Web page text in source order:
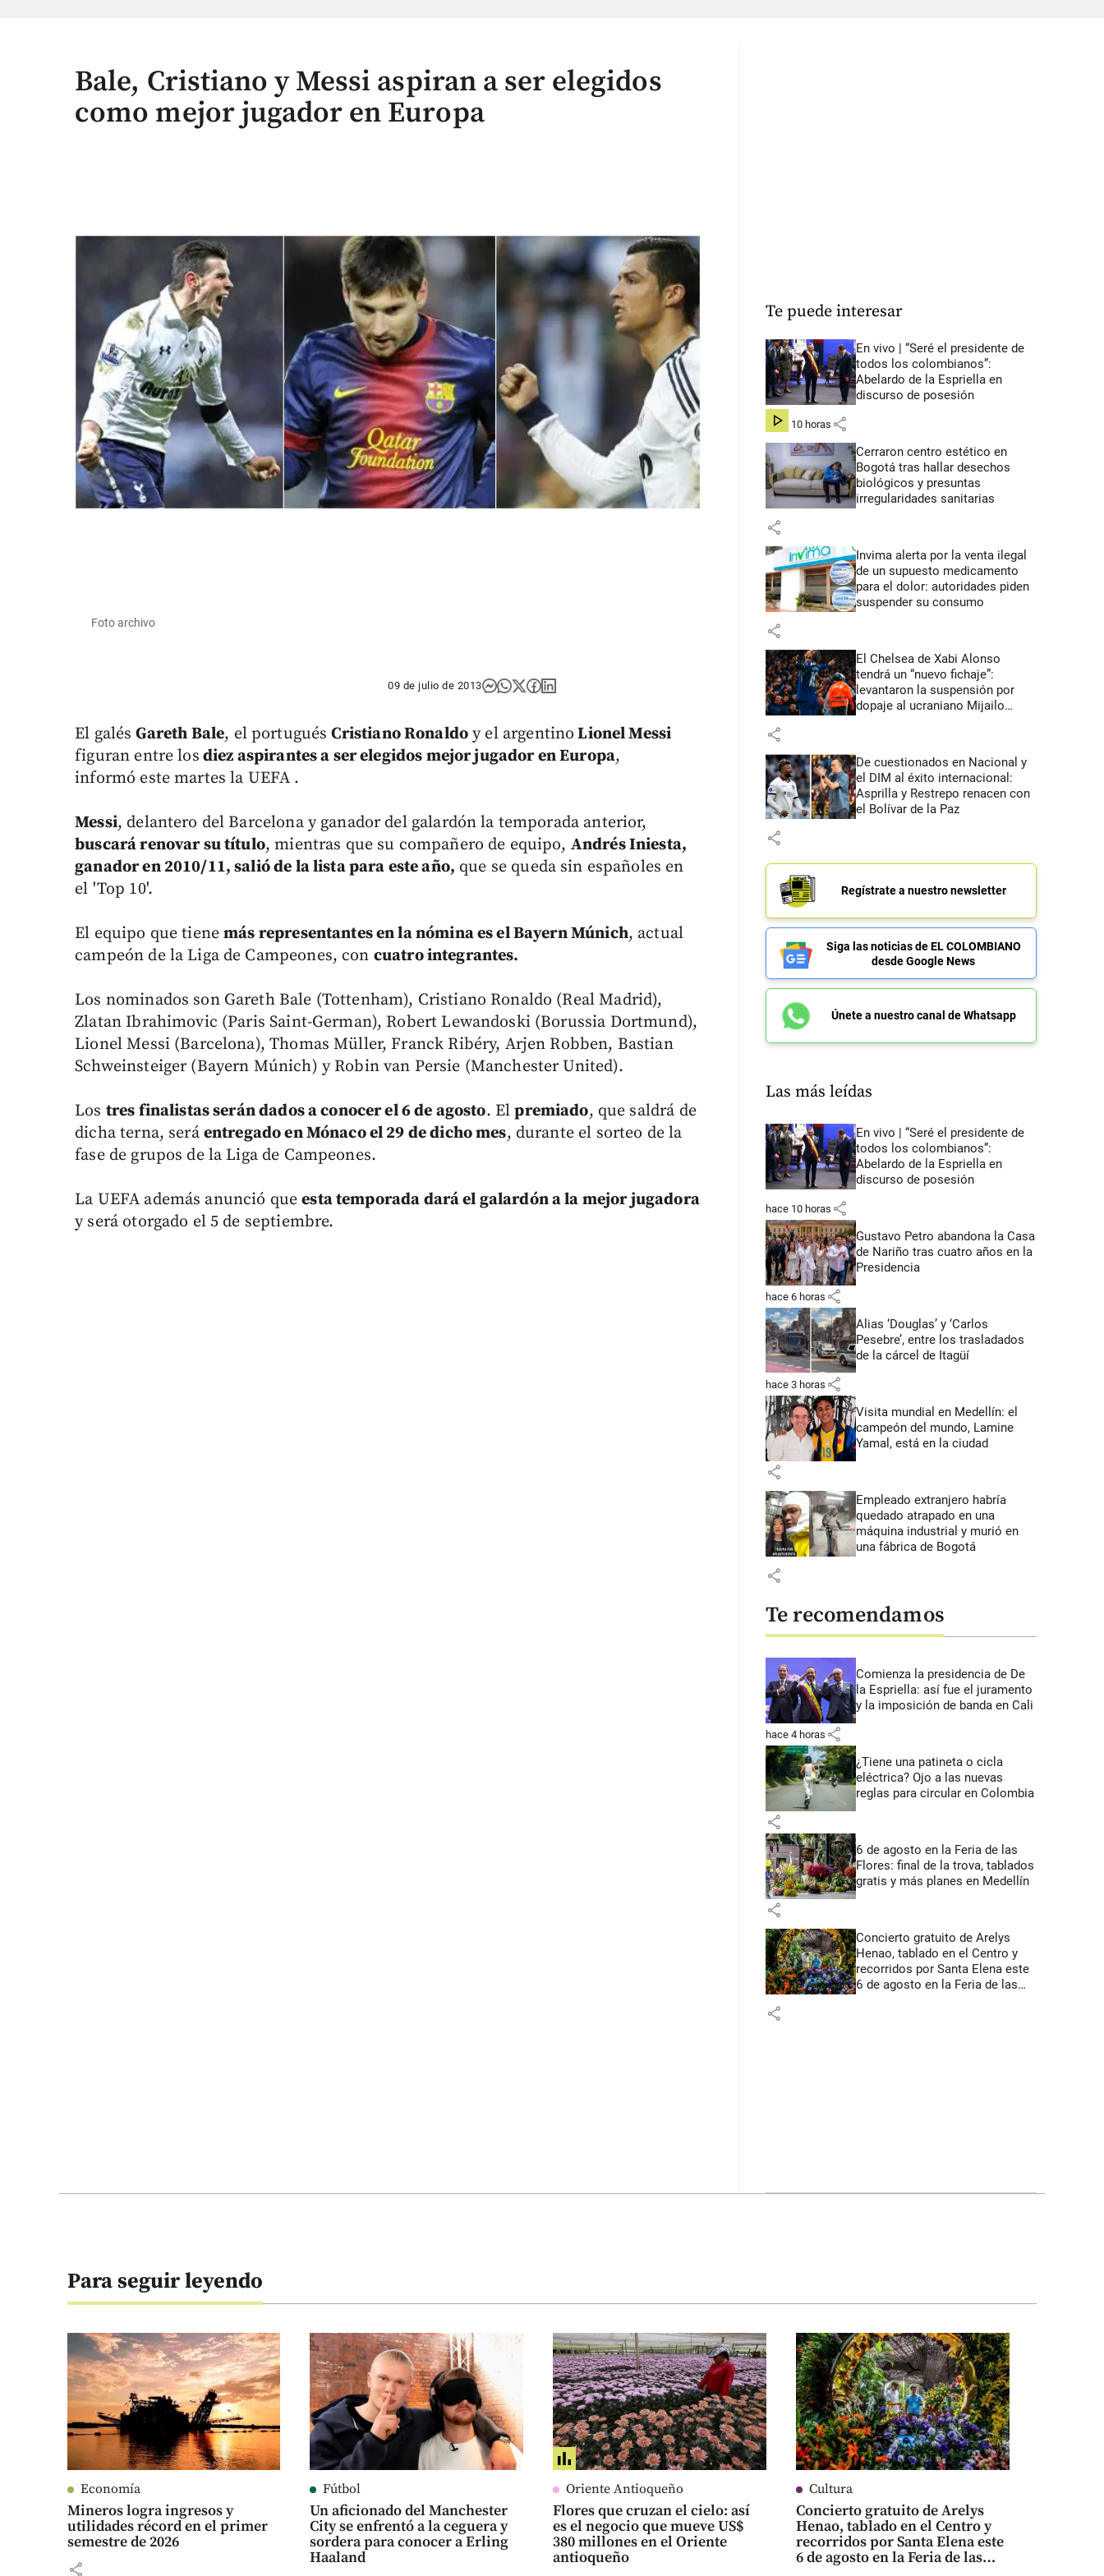
Bale, Cristiano y Messi aspiran a ser elegidos
como mejor jugador en Europa
Foto archivo
09 de julio de 2013
El galés Gareth Bale, el portuguésCristiano Ronaldo y el argentino Lionel Messi
figuran entre los diez aspirantes a ser elegidos mejor jugador en Europa,
informó este martes la UEFA .
Messi, delantero del Barcelona y ganador del galardón la temporada anterior,
buscará renovar su título, mientras que su compañero de equipo, Andrés Iniesta,
ganador en 2010/11, salió de la lista para este año, que se queda sin españoles en
el 'Top 10'.
El equipo que tienemás representantes en la nómina es el Bayern Múnich, actual
campeón de la Liga de Campeones, con cuatro integrantes.
Los nominados son Gareth Bale (Tottenham), Cristiano Ronaldo (Real Madrid),
Zlatan Ibrahimovic (Paris Saint-German), Robert Lewandoski (Borussia Dortmund),
Lionel Messi (Barcelona), Thomas Müller, Franck Ribéry, Arjen Robben, Bastian
Schweinsteiger (Bayern Múnich) y Robin van Persie (Manchester United).
Los tres finalistas serán dados a conocer el 6 de agosto. Elpremiado, que saldrá de
dicha terna, será entregado en Mónaco el 29 de dicho mes, durante el sorteo de la
fase de grupos de la Liga de Campeones.
La UEFA además anunció queesta temporada dará el galardón a la mejor jugadora
y será otorgado el 5 de septiembre.
Te puede interesar
En vivo | “Seré el presidente de
todos los colombianos”:
Abelardo de la Espriella en
discurso de posesión
hace 10 horas share
Cerraron centro estético en
Bogotá tras hallar desechos
biológicos y presuntas
irregularidades sanitarias
share
Invima alerta por la venta ilegal
de un supuesto medicamento
para el dolor: autoridades piden
suspender su consumo
share
El Chelsea de Xabi Alonso
tendrá un “nuevo fichaje”:
levantaron la suspensión por
dopaje al ucraniano Mijailo
share
De cuestionados en Nacional y
el DIM al éxito internacional:
Asprilla y Restrepo renacen con
el Bolívar de la Paz
share
Regístrate a nuestro newsletter
Siga las noticias de EL COLOMBIANO
desde Google News
Únete a nuestro canal de Whatsapp
Las más leídas
En vivo | “Seré el presidente de
todos los colombianos”:
Abelardo de la Espriella en
discurso de posesión
hace 10 horas share
Gustavo Petro abandona la Casa
de Nariño tras cuatro años en la
Presidencia
hace 6 horas share
Alias ‘Douglas’ y ‘Carlos
Pesebre’, entre los trasladados
de la cárcel de Itagüí
hace 3 horas share
Visita mundial en Medellín: el
campeón del mundo, Lamine
Yamal, está en la ciudad
share
Empleado extranjero habría
quedado atrapado en una
máquina industrial y murió en
una fábrica de Bogotá
share
Te recomendamos
Comienza la presidencia de De
la Espriella: así fue el juramento
y la imposición de banda en Cali
hace 4 horas share
¿Tiene una patineta o cicla
eléctrica? Ojo a las nuevas
reglas para circular en Colombia
share
6 de agosto en la Feria de las
Flores: final de la trova, tablados
gratis y más planes en Medellín
share
Concierto gratuito de Arelys
Henao, tablado en el Centro y
recorridos por Santa Elena este
6 de agosto en la Feria de las
share
Para seguir leyendo
Economía
Mineros logra ingresos y
utilidades récord en el primer
semestre de 2026
share
Fútbol
Un aficionado del Manchester
City se enfrentó a la ceguera y
sordera para conocer a Erling
Haaland
Oriente Antioqueño
Flores que cruzan el cielo: así
es el negocio que mueve US$
380 millones en el Oriente
antioqueño
Cultura
Concierto gratuito de Arelys
Henao, tablado en el Centro y
recorridos por Santa Elena este
6 de agosto en la Feria de las